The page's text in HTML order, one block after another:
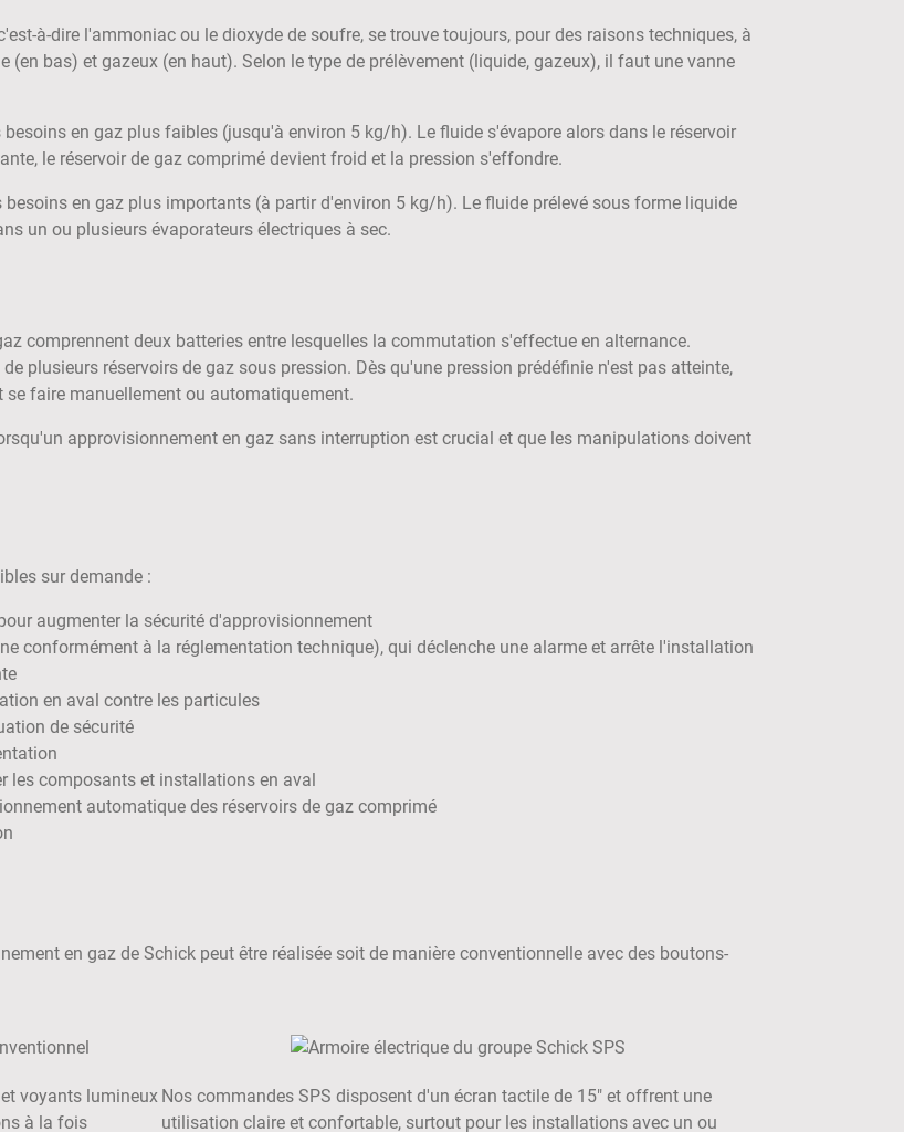
à-dire l'ammoniac ou le dioxyde de soufre, se trouve toujours, pour des raisons techniques, à
(en bas) et gazeux (en haut). Selon le type de prélèvement (liquide, gazeux), il faut une vanne
en gaz plus faibles (jusqu'à environ 5 kg/h). Le fluide s'évapore alors dans le réservoir
le réservoir de gaz comprimé devient froid et la pression s'effondre.
en gaz plus importants (à partir d'environ 5 kg/h). Le fluide prélevé sous forme liquide
un ou plusieurs évaporateurs électriques à sec.
comprennent deux batteries entre lesquelles la commutation s'effectue en alternance.
plusieurs réservoirs de gaz sous pression. Dès qu'une pression prédéfinie n'est pas atteinte,
faire manuellement ou automatiquement.
approvisionnement en gaz sans interruption est crucial et que les manipulations doivent
sur demande :
augmenter la sécurité d'approvisionnement
conformément à la réglementation technique), qui déclenche une alarme et arrête l'installation
en aval contre les particules
de sécurité
les composants et installations en aval
automatique des réservoirs de gaz comprimé
en gaz de Schick peut être réalisée soit de manière conventionnelle avec des boutons-
voyants lumineux
à la fois
Nos commandes SPS disposent d'un écran tactile de 15" et offrent une
utilisation claire et confortable, surtout pour les installations avec un ou